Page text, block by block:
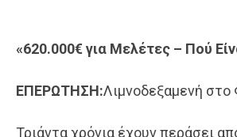
«620.000€ για Μελέτες – Πού
ΕΠΕΡΩΤΗΣΗ:Λιμνοδεξαμενή στο
Τριάντα χρόνια έχουν περάσει